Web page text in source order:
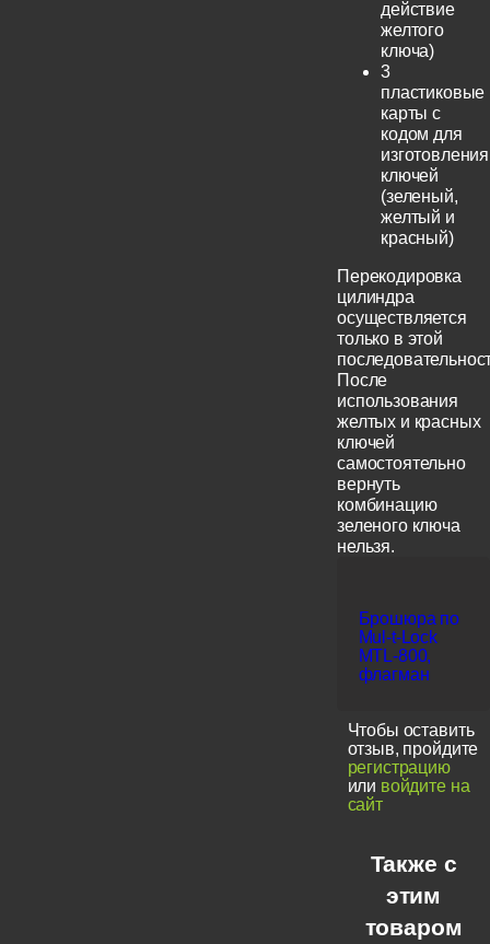
действие
желтого
ключа)
3
пластиковые
карты с
кодом для
изготовления
ключей
(зеленый,
желтый и
красный)
Перекодировка
цилиндра
осуществляется
только в этой
После
использования
желтых и красных
ключей
самостоятельно
вернуть
комбинацию
зеленого ключа
нельзя.
Брошюра по
Mul-t-Lock
MTL-800,
флагман
Чтобы оставить
отзыв, пройдите
регистрацию
или войдите на
сайт
Также с
этим
товаром